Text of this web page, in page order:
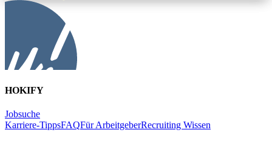
HOKIFY
Jobsuche
Karriere-TippsFAQFür ArbeitgeberRecruiting Wissen